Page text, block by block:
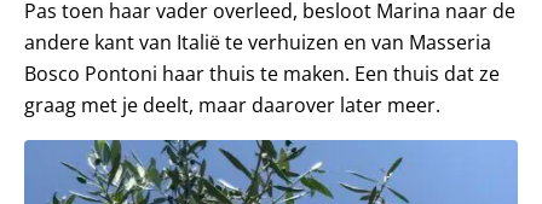
Pas toen haar vader overleed, besloot Marina naar de
andere kant van Italië te verhuizen en van Masseria
Bosco Pontoni haar thuis te maken. Een thuis dat ze
graag met je deelt, maar daarover later meer.